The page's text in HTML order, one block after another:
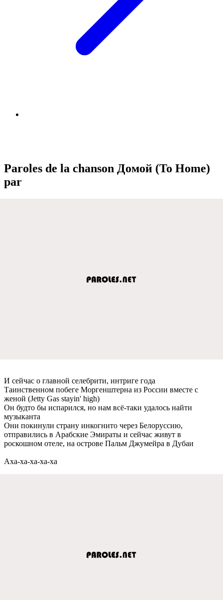
Paroles de la chanson Домой (To Home)
par
И сейчас о главной селебрити, интриге года
Таинственном побеге Моргенштерна из России вместе с
женой (Jetty Gas stayin' high)
Он будто бы испарился, но нам всё-таки удалось найти
музыканта
Они покинули страну инкогнито через Белоруссию,
отправились в Арабские Эмираты и сейчас живут в
роскошном отеле, на острове Пальм Джумейра в Дубаи
Аха-ха-ха-ха-ха